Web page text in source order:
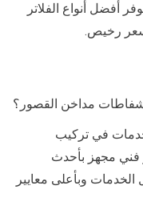
أفضل أنواع الفلاتر
رخيص.
شفاطات مداخن القصور؟
في تركيب
فني مجهز بأحدث
الخدمات وبأعلى معايير